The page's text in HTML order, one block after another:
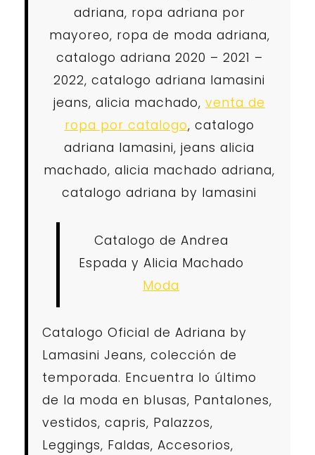
adriana, ropa adriana por
mayoreo, ropa de moda adriana,
catalogo adriana 2020 – 2021 –
2022, catalogo adriana lamasini
jeans, alicia machado, venta de
ropa por catalogo, catalogo
adriana lamasini, jeans alicia
machado, alicia machado adriana,
catalogo adriana by lamasini
Catalogo de Andrea
Espada y Alicia Machado
Moda
Catalogo Oficial de Adriana by
Lamasini Jeans, colección de
temporada. Encuentra lo último
de la moda en blusas, Pantalones,
vestidos, capris, Palazzos,
Leggings, Faldas, Accesorios,